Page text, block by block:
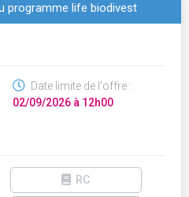
programme life biodivest
Date limite de l'offre :
02/09/2026 à 12h00
RC